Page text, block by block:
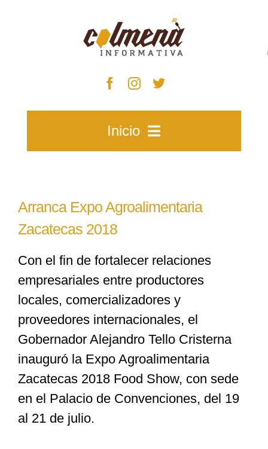
Inicio
Zacatecas
Municipios
Especiales
Nacional
Opinión
Arranca Expo Agroalimentaria
Zacatecas 2018
Con el fin de fortalecer relaciones
empresariales entre productores
locales, comercializadores y
proveedores internacionales, el
Gobernador Alejandro Tello Cristerna
inauguró la Expo Agroalimentaria
Zacatecas 2018 Food Show, con sede
en el Palacio de Convenciones, del 19
al 21 de julio.